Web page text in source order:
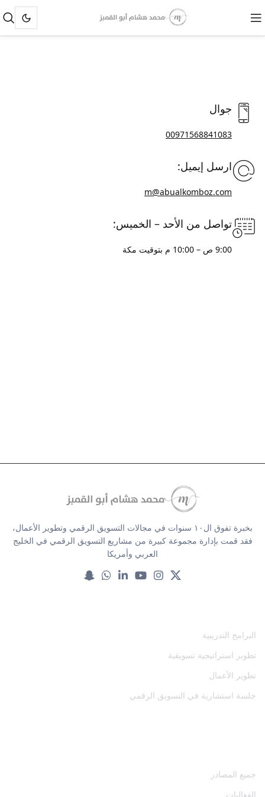
جوال
00971568841083
ارسل إيميل:
m@abualkomboz.com
تواصل من الأحد – الخميس:
9:00 ص – 10:00 م بتوقيت مكة
بخبرة تفوق ال١٠ سنوات في مجالات التسويق الرقمي وتطوير الأعمال،
فقد قمت بإدارة مجموعة كبيرة من مشاريع التسويق الرقمي في الخليج
العربي وأمريكا
البرامج التدريبية
تطوير استراتيجية تسويقية
تطوير الأعمال
جلسة استشارية في التسويق الرقمي
جميع المصادر
الفعاليات